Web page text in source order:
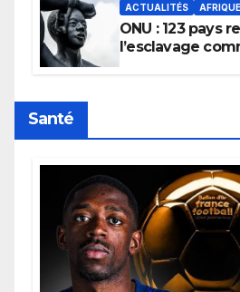
ACTUALITÉS AFRIQUE
ONU : 123 pays
l’esclavage
Santé